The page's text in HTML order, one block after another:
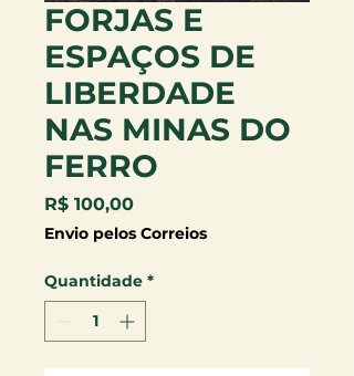
FORJAS E
ESPAÇOS DE
LIBERDADE
NAS MINAS DO
FERRO
R$ 100,00Preço
Envio pelos Correios
Quantidade *